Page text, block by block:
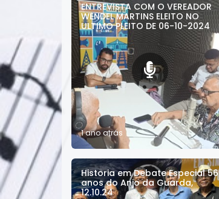
ENTREVISTA COM O VEREADOR
WENDEL MARTINS ELEITO NO
ULTIMO PLEITO DE 06-10-2024
1 ano atrás
Historia em Debate Especial 56
anos do Anjo da Guarda,
12.10.24